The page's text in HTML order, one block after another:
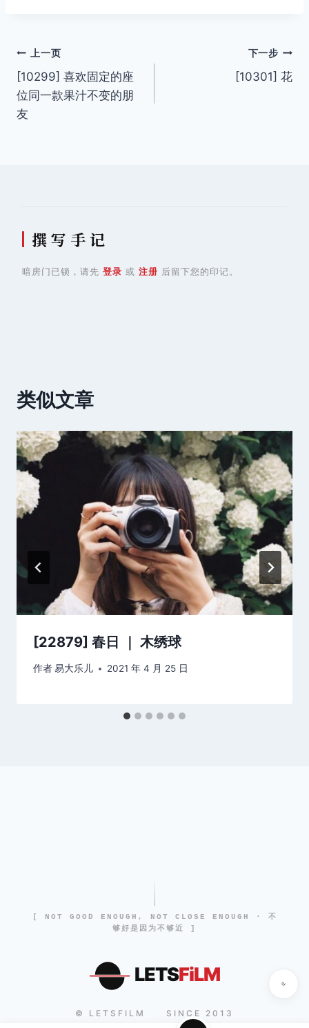
文
章
导
上一页
[10299] 喜欢固定的座
位同一款果汁不变的朋
友
下一步
[10301] 花
撰 写 手 记
暗房门已锁，请先 登录 或 注册 后留下您的印记。
类似文章
[22879] 春日 ｜ 木绣球
作者易大乐儿 2021 年 4 月 25 日
[ NOT GOOD ENOUGH, NOT CLOSE ENOUGH · 不
够好是因为不够近 ]
LETSFiLM
© LETSFILM SINCE 2013